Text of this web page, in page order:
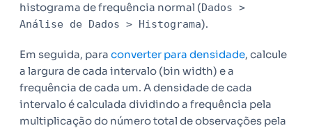
histograma de frequência normal (Dados >
Análise de Dados > Histograma).
Em seguida, para converter para densidade, calcule
a largura de cada intervalo (bin width) e a
frequência de cada um. A densidade de cada
intervalo é calculada dividindo a frequência pela
multiplicação do número total de observações pela